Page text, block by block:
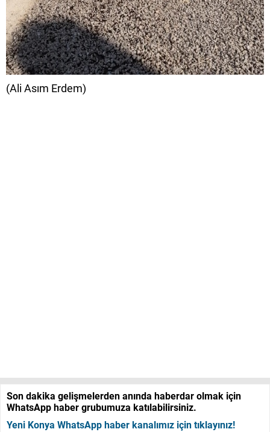
(Ali Asım Erdem)
Son dakika gelişmelerden anında haberdar olmak için
WhatsApp haber grubumuza katılabilirsiniz.
Yeni Konya WhatsApp haber kanalımız için tıklayınız!